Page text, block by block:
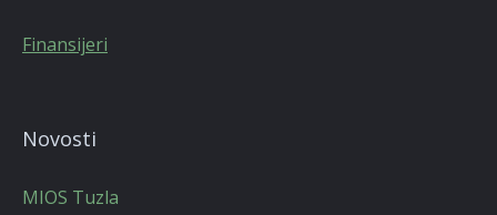
Finansijeri
Novosti
MIOS Tuzla